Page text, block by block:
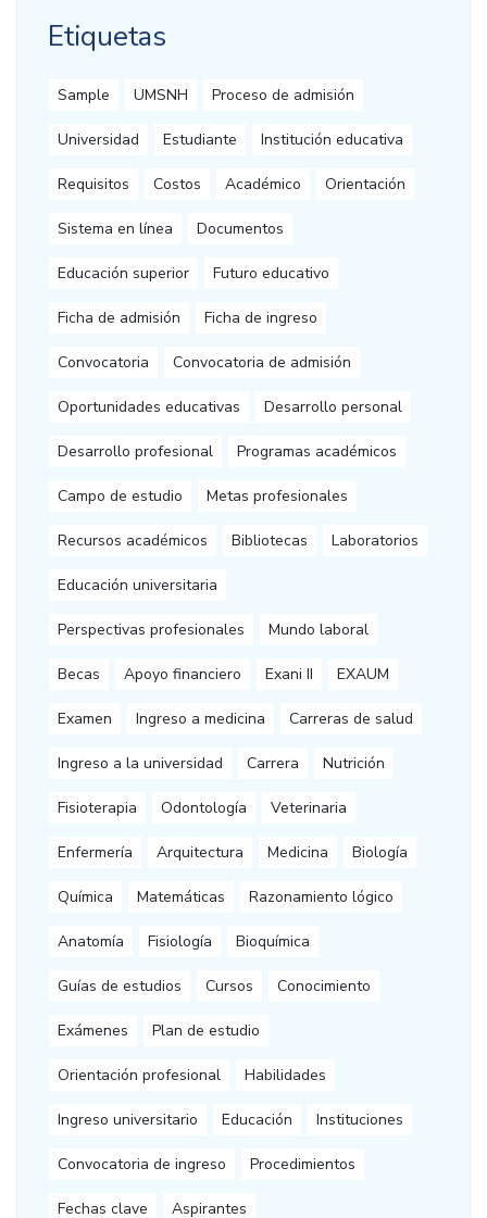
Etiquetas
Sample UMSNH Proceso de admisión
Universidad Estudiante Institución educativa
Requisitos Costos Académico Orientación
Sistema en línea Documentos
Educación superior Futuro educativo
Ficha de admisión Ficha de ingreso
Convocatoria Convocatoria de admisión
Oportunidades educativas Desarrollo personal
Desarrollo profesional Programas académicos
Campo de estudio Metas profesionales
Recursos académicos Bibliotecas Laboratorios
Educación universitaria
Perspectivas profesionales Mundo laboral
Becas Apoyo financiero Exani II EXAUM
Examen Ingreso a medicina Carreras de salud
Ingreso a la universidad Carrera Nutrición
Fisioterapia Odontología Veterinaria
Enfermería Arquitectura Medicina Biología
Química Matemáticas Razonamiento lógico
Anatomía Fisiología Bioquímica
Guías de estudios Cursos Conocimiento
Exámenes Plan de estudio
Orientación profesional Habilidades
Ingreso universitario Educación Instituciones
Convocatoria de ingreso Procedimientos
Fechas clave Aspirantes